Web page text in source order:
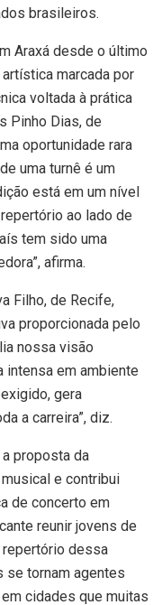
brasileiros.
Araxá desde o último
marcada por
voltada à prática
Pinho Dias, de
oportunidade rara
uma turnê é um
está em um nível
ao lado de
tem sido uma
afirma.
Filho, de Recife,
proporcionada pelo
nossa visão
intensa em ambiente
gera
a carreira”, diz.
proposta da
e contribui
de concerto em
reunir jovens de
dessa
se tornam agentes
cidades que muitas